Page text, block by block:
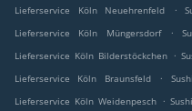
Lieferservice Köln Neuehrenfeld
.
Lieferservice Köln Müngersdorf
.
Lieferservice Köln Bilderstöckchen .
Lieferservice Köln Braunsfeld
.
Lieferservice Köln Weidenpesch .